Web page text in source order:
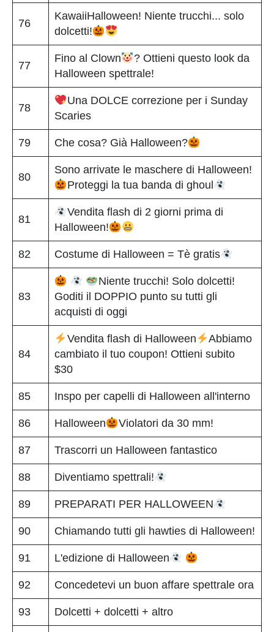
76
KawaiiHalloween! Niente trucchi... solo
dolcetti!
77
Fino al Clown
? Ottieni questo look da
Halloween spettrale!
78
Una DOLCE correzione per i Sunday
Scaries
79 Che cosa? Già Halloween?
80
Sono arrivate le maschere di Halloween!
Proteggi la tua banda di ghoul
81
Vendita flash di 2 giorni prima di
Halloween!
82 Costume di Halloween = Tè gratis
83
Niente trucchi! Solo dolcetti!
Goditi il DOPPIO punto su tutti gli
acquisti di oggi
84
Vendita flash di Halloween
Abbiamo
cambiato il tuo coupon! Ottieni subito
$30
85 Inspo per capelli di Halloween all'interno
86 Halloween Violatori da 30 mm!
87 Trascorri un Halloween fantastico
88 Diventiamo spettrali!
89 PREPARATI PER HALLOWEEN
90 Chiamando tutti gli hawties di Halloween!
91 L'edizione di Halloween
92 Concedetevi un buon affare spettrale ora
93 Dolcetti + dolcetti + altro